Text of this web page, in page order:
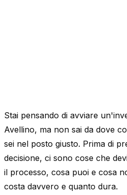
Stai pensando di avviare
Avellino, ma non sai da dove
sei nel posto giusto. Prima di
decisione, ci sono cose che
il processo, cosa puoi e cosa
costa davvero e quanto dura.